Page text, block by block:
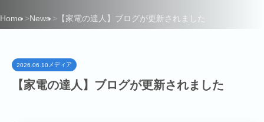
HOME
Home News 【家電の達人】ブログが更新されました
2026.06.10 メディア
【家電の達人】ブログが更新されました